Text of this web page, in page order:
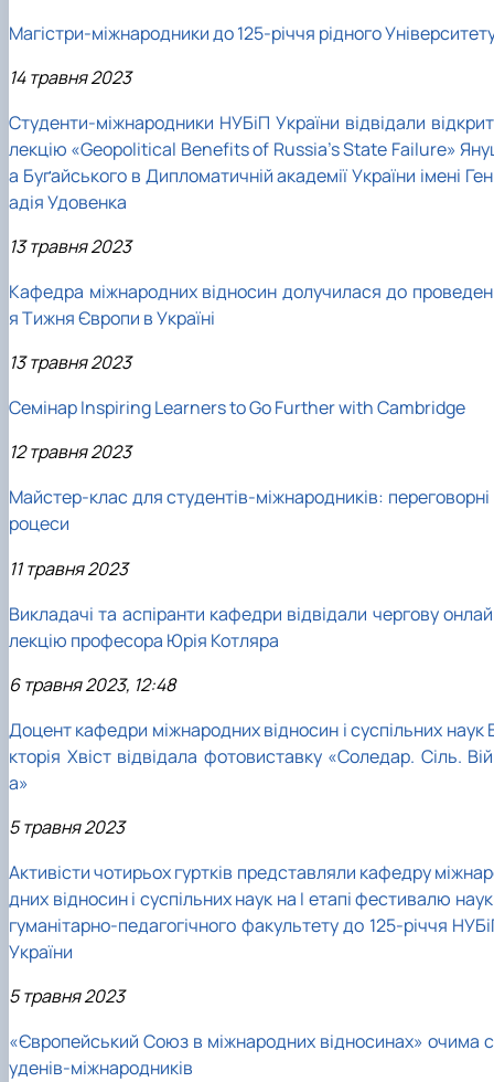
Магістри-міжнародники до 125-річчя рідного
14 травня 2023
Студенти-міжнародники НУБіП України відвідали
лекцію «Geopolitical Benefits of Russia’s State Failure»
а Буґайського в Дипломатичній академії України імені
адія Удовенка
13 травня 2023
Кафедра міжнародних відносин долучилася до
я Тижня Європи в Україні
13 травня 2023
Семінар Inspiring Learners to Go Further with Cambridge
12 травня 2023
Майстер-клас для студентів-міжнародників: переговорні
роцеси
11 травня 2023
Викладачі та аспіранти кафедри відвідали чергову
лекцію професора Юрія Котляра
6 травня 2023, 12:48
Доцент кафедри міжнародних відносин і суспільних наук
кторія Хвіст відвідала фотовиставку «Соледар. Сіль.
а»
5 травня 2023
Активісти чотирьох гуртків представляли кафедру
дних відносин і суспільних наук на І етапі фестивалю
гуманітарно-педагогічного факультету до 125-річчя
України
5 травня 2023
«Європейський Союз в міжнародних відносинах» очима
уденів-міжнародників